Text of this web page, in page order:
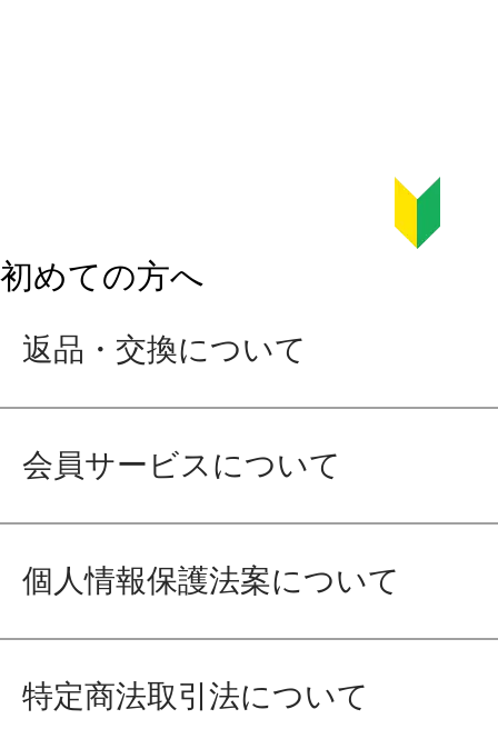
初めての方へ
返品・交換について
会員サービスについて
個人情報保護法案について
特定商法取引法について